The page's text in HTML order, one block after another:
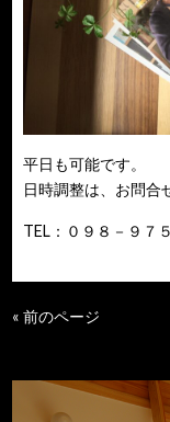
平日も可能です。
日時調整は、お問合
TEL：０９８－９７
« 前のページ